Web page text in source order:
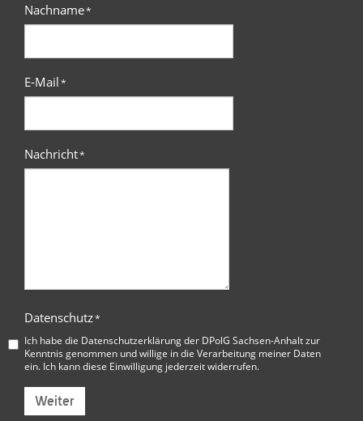
Nachname*
E-Mail*
Nachricht*
Datenschutz*
Ich habe die Datenschutzerklärung der DPolG Sachsen-Anhaltzur
Kenntnis genommen und willige in die Verarbeitung meiner Daten
ein. Ich kann diese Einwilligung jederzeit widerrufen.
Weiter